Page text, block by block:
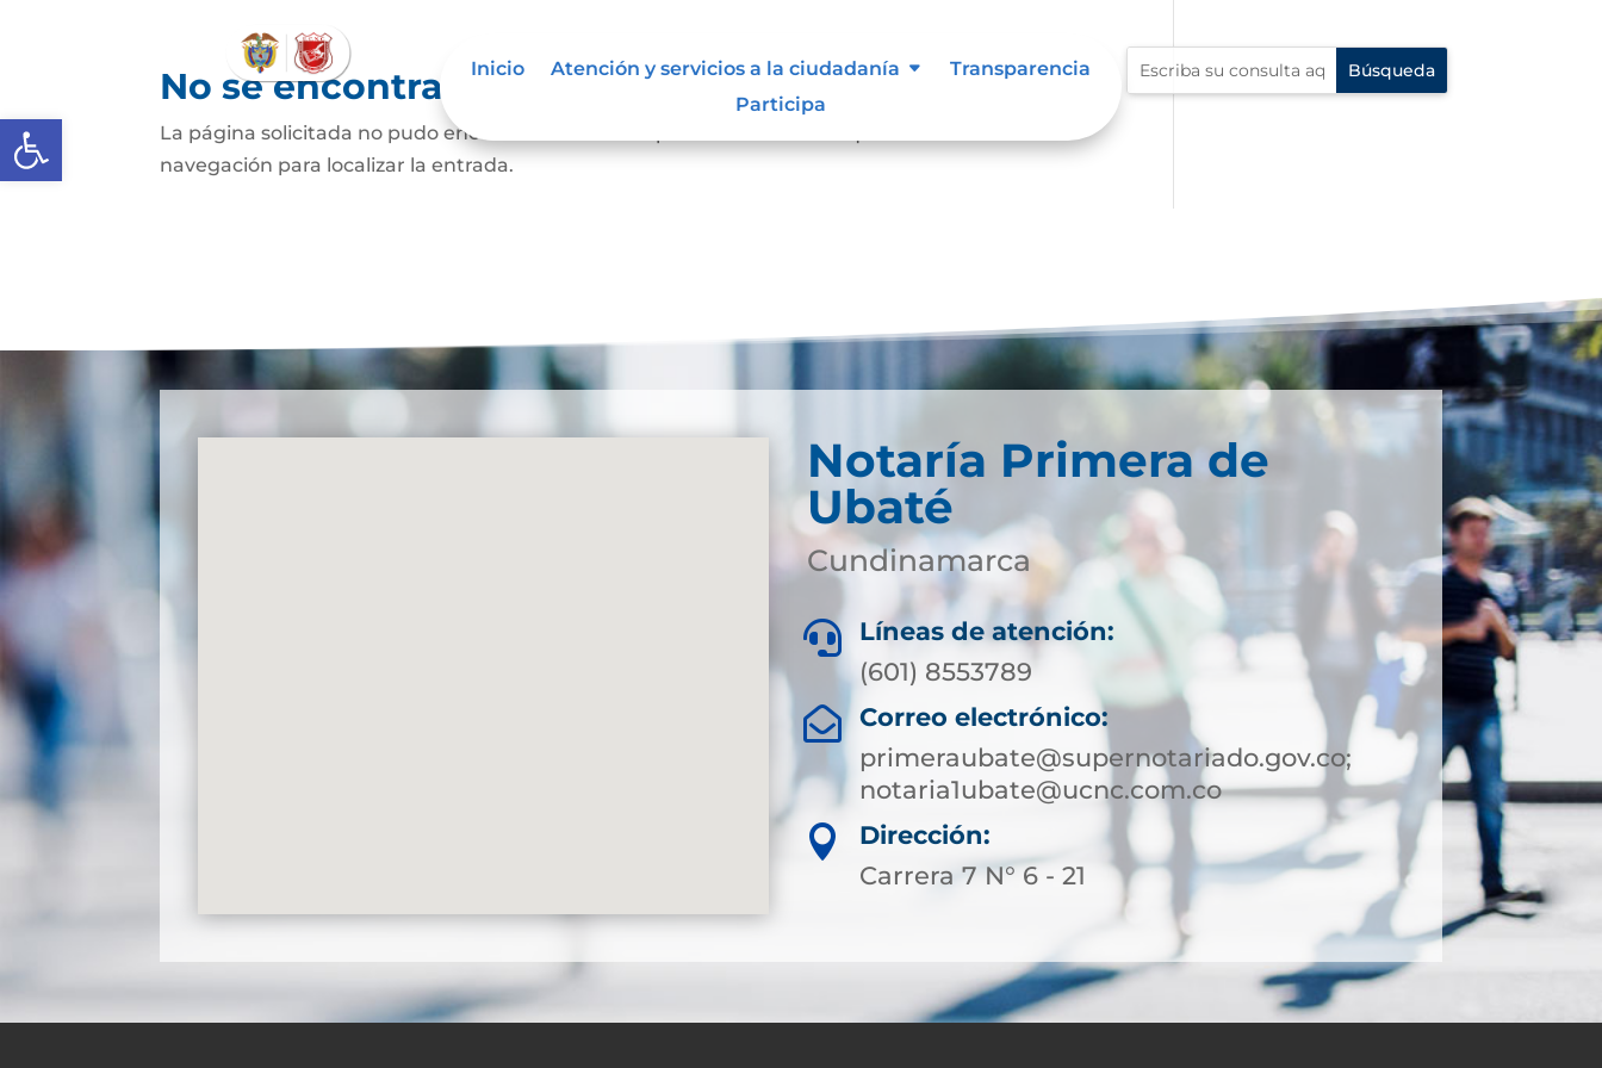
Abrir barra de herramientas
Inicio Atención y servicios a la ciudadanía
Transparencia
Participa
No se encontraron resultados
La página solicitada no pudo encontrarse. Trate de perfeccionar su búsqueda o utilice la
navegación para localizar la entrada.
Notaría Primera de
Ubaté
Cundinamarca

Líneas de atención:
(601) 8553789

Correo electrónico:
primeraubate@supernotariado.gov.co;
notaria1ubate@ucnc.com.co

Dirección:
Carrera 7 N° 6 - 21